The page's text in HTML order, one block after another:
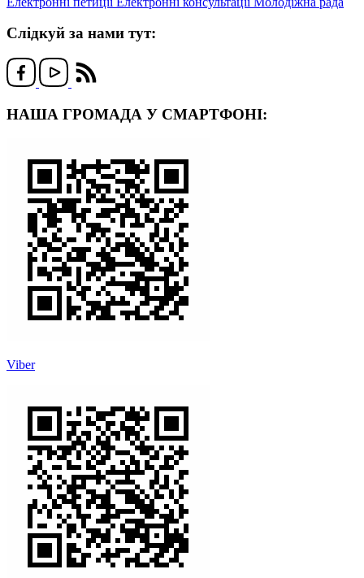
Слідкуй за нами тут:
НАША ГРОМАДА У СМАРТФОНІ:
Viber